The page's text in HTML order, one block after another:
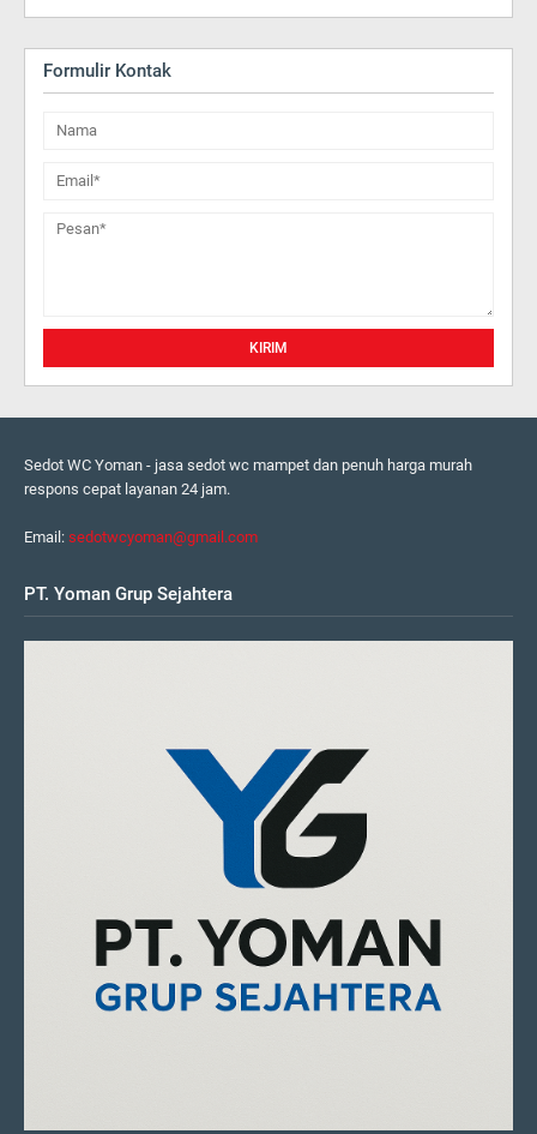
Formulir Kontak
Sedot WC Yoman - jasa sedot wc mampet dan penuh harga murah
respons cepat layanan 24 jam.
Email: sedotwcyoman@gmail.com
PT. Yoman Grup Sejahtera